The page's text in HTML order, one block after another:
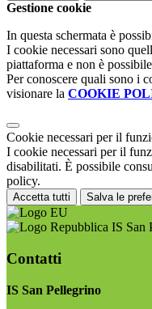
Gestione cookie
In questa schermata è
I cookie necessari sono
piattaforma e non è
Per conoscere quali sono i
visionare la COOKIE
Cookie necessari per il
I cookie necessari per il
disabilitati. È possibile
policy.
Accetta tutti Salva le
IS San
Contatti
IS San Pellegrino